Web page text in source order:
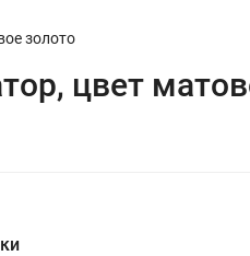
золото
цвет